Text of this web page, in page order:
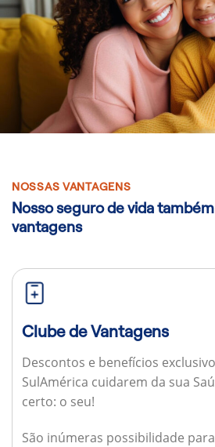
NOSSAS VANTAGENS
Nosso seguro de vida
vantagens
Clube de Vantagens
Descontos e benefícios
SulAmérica cuidarem da sua
certo: o seu!
São inúmeras possibilidade